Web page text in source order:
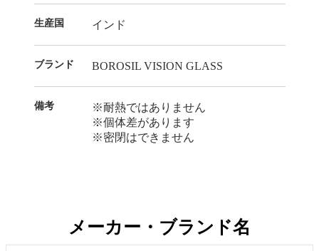
生産国 インド
ブランド BOROSIL VISION GLASS
備考
※耐熱ではありません
※個体差があります
※密閉はできません
メーカー・ブランド名